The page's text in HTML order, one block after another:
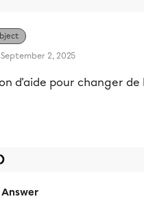
September 2, 2025
d'aide pour changer de